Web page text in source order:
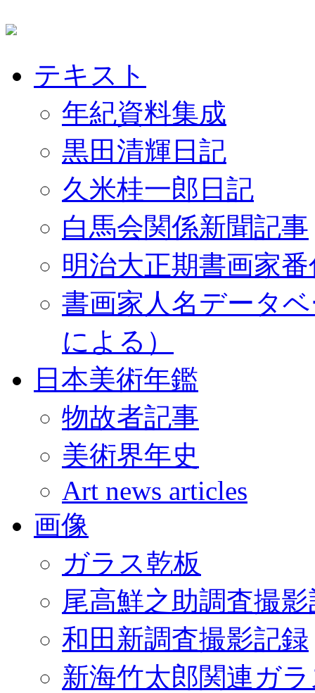
テキスト
年紀資料集成
黒田清輝日記
久米桂一郎日記
白馬会関係新聞記事
明治大正期書画家
書画家人名データ
による）
日本美術年鑑
物故者記事
美術界年史
Art news articles
画像
ガラス乾板
尾高鮮之助調査撮
和田新調査撮影記録
新海竹太郎関連ガ